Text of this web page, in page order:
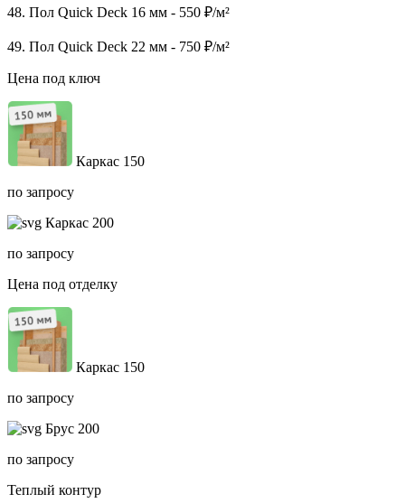
48. Пол Quick Deck 16 мм - 550 ₽/м²
49. Пол Quick Deck 22 мм - 750 ₽/м²
Цена под ключ
Каркас 150
по запросу
Каркас 200
по запросу
Цена под отделку
Каркас 150
по запросу
Брус 200
по запросу
Теплый контур